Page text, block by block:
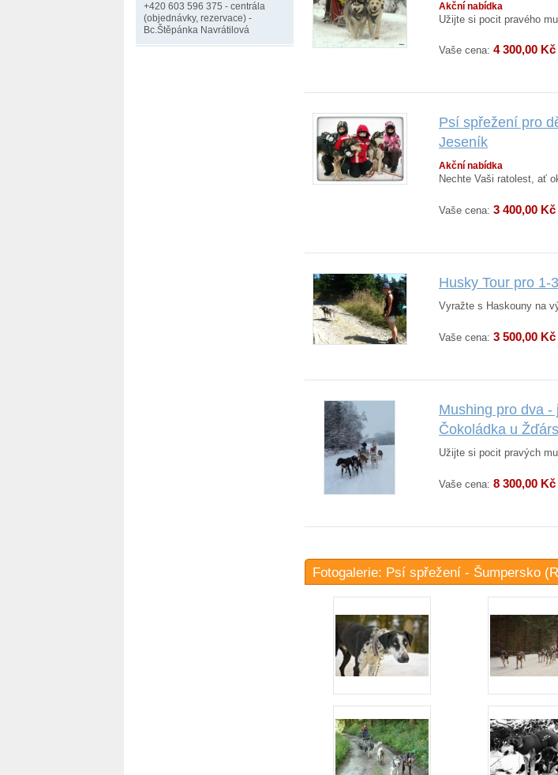
Akční nabídka
Užijte si pocit pravého
Vaše cena: 4 300,00 Kč
Psí spřežení pro
Jeseník
Akční nabídka
Nechte Vaši ratolest, ať
Vaše cena: 3 400,00 Kč
Husky Tour pro 1-
Vyražte s Haskouny na
Vaše cena: 3 500,00 Kč
Mushing pro dva
Čokoládka u
Užijte si pocit pravých
Vaše cena: 8 300,00 Kč
Fotogalerie: Psí spřežení - Šumpersko
+420 603 596 375 - centrála
(objednávky, rezervace) -
Bc.Štěpánka Navrátilová